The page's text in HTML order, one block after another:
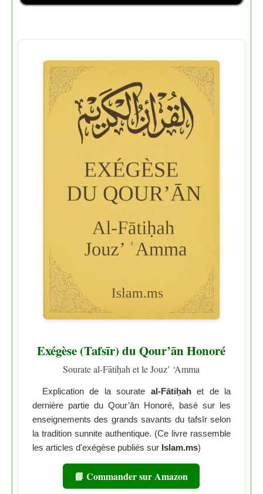
Exégèse (Tafsīr) du Qour’ān Honoré
Sourate al-Fātiḥah et le Jouz’ ‘Amma
Explication de la sourate al-Fātiḥahet de la
dernière partie du Qour’ān Honoré, basé sur les
enseignements des grands savants du tafsīr selon
la tradition sunnite authentique. (Ce livre rassemble
les articles d'exégèse publiés sur Islam.ms)
📘 Commander sur Amazon